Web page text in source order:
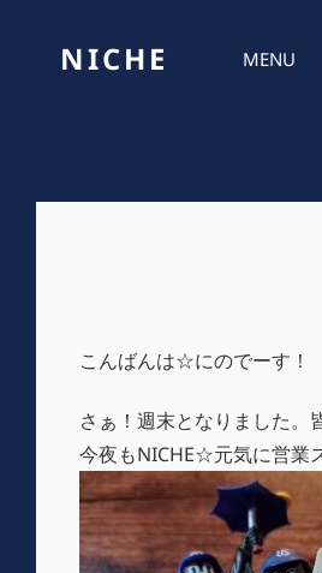
NICHE MENU
こんばんは☆にのでーす！
さぁ！週末となりました。
今夜もNICHE☆元気に営業